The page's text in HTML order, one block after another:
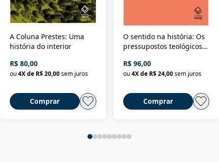
A Coluna Prestes: Uma
história do interior
R$ 80,00
ou4X de R$ 20,00sem juros
Comprar
O sentido na história: Os
pressupostos teológicos
R$ 96,00
ou 4X de R$ 24,00 sem juros
Comprar